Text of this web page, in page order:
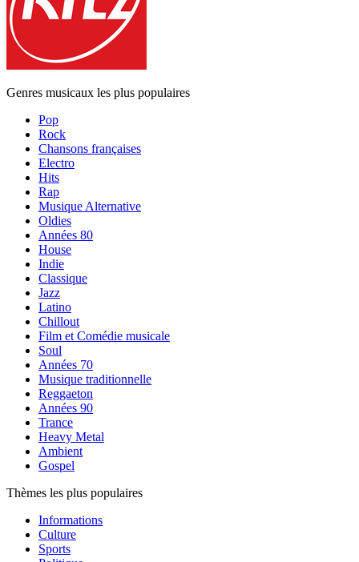
Genres musicaux les plus populaires
Pop
Rock
Chansons françaises
Electro
Hits
Rap
Musique Alternative
Oldies
Années 80
House
Indie
Classique
Jazz
Latino
Chillout
Film et Comédie musicale
Soul
Années 70
Musique traditionnelle
Reggaeton
Années 90
Trance
Heavy Metal
Ambient
Gospel
Thèmes les plus populaires
Informations
Culture
Sports